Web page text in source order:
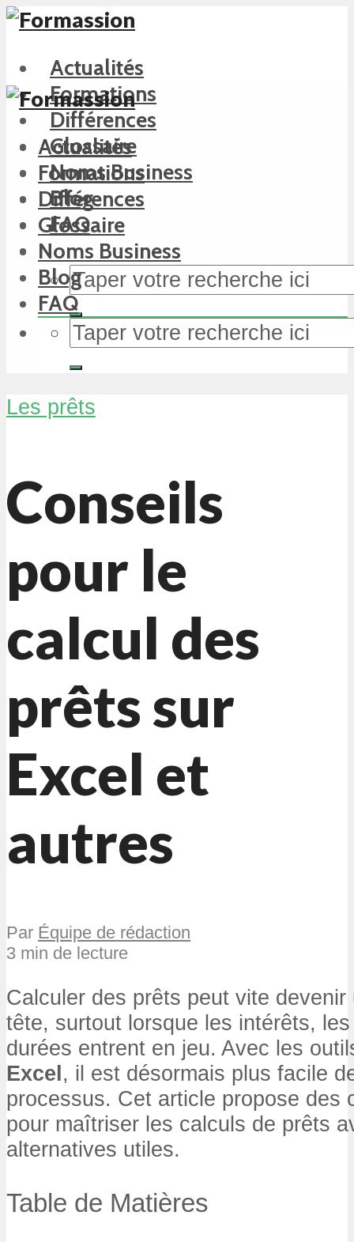
Actualités
Formations
Différences
Glossaire
Noms Business
Blog
FAQ
Actualités
Formations
Différences
Glossaire
Noms Business
Blog
FAQ
Les prêts
Conseils
pour le
calcul des
prêts sur
Excel et
autres
Par Équipe de rédaction
3 min de lecture
Calculer des prêts peut vite
tête, surtout lorsque les intérêts,
durées entrent en jeu. Avec les
Excel, il est désormais plus facile
processus. Cet article propose des
pour maîtriser les calculs de prêts
alternatives utiles.
Table de Matières